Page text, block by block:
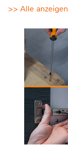
>> Alle anzeigen